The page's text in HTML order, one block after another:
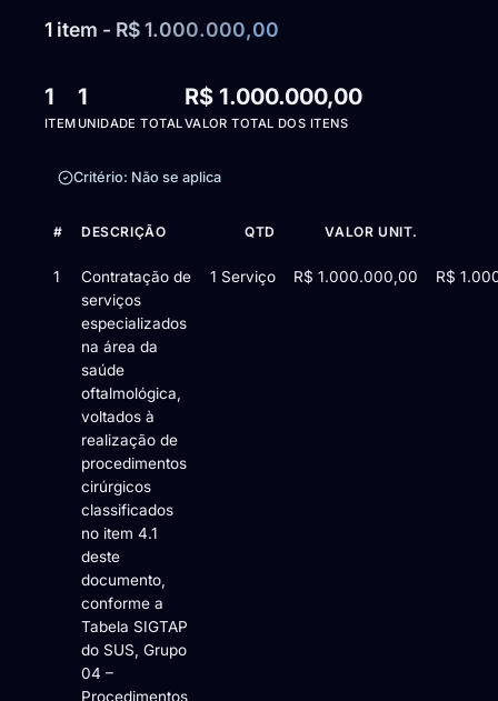
1 item - R$ 1.000.000,00
1
ITEM
1
UNIDADE TOTAL
R$ 1.000.000,00
VALOR TOTAL DOS ITENS
Critério: Não se aplica
Itens da licitação Edital de Chamamento Público nº 04/2025 —
# DESCRIÇÃO QTD VALOR UNIT.
1
Contratação de
serviços
especializados
na área da
saúde
oftalmológica,
voltados à
realização de
procedimentos
cirúrgicos
classificados
no item 4.1
deste
documento,
conforme a
Tabela SIGTAP
do SUS, Grupo
04 –
Procedimentos
1 Serviço R$ 1.000.000,00 R$